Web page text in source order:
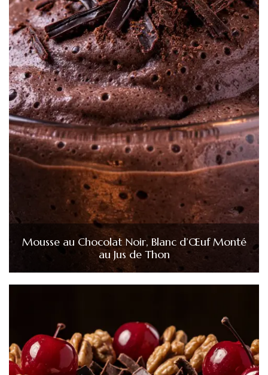
Mousse au Chocolat Noir, Blanc d’Œuf Monté
au Jus de Thon